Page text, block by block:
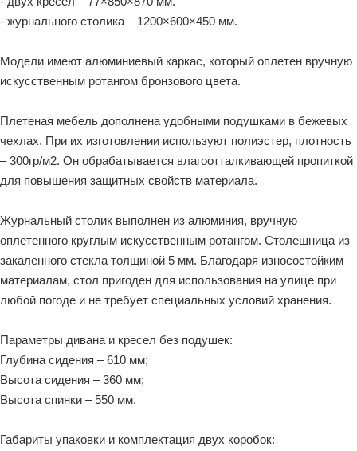
- журнального столика – 1200×600×450 мм.
Модели имеют алюминиевый каркас, который оплетен вручную
искусственным ротангом бронзового цвета.
Плетеная мебель дополнена удобными подушками в бежевых
чехлах. При их изготовлении используют полиэстер, плотность
– 300гр/м2. Он обрабатывается влагоотталкивающей пропиткой
для повышения защитных свойств материала.
Журнальный столик выполнен из алюминия, вручную
оплетенного круглым искусственным ротангом. Столешница из
закаленного стекла толщиной 5 мм. Благодаря износостойким
материалам, стол пригоден для использования на улице при
любой погоде и не требует специальных условий хранения.
Параметры дивана и кресел без подушек:
Глубина сидения – 610 мм;
Высота сидения – 360 мм;
Высота спинки – 550 мм.
Габариты упаковки и комплектация двух коробок: